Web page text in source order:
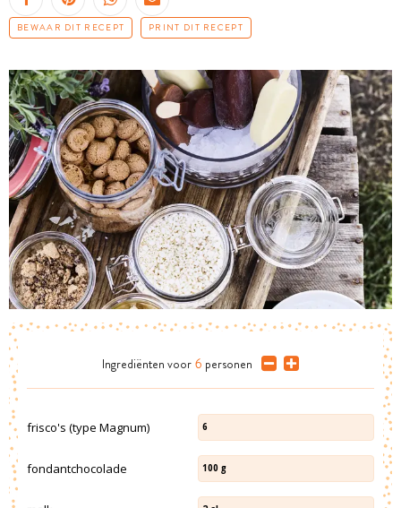
BEWAAR DIT RECEPT PRINT DIT RECEPT
Ingrediënten voor 6 personen
frisco's (type Magnum) 6
fondantchocolade 100 g